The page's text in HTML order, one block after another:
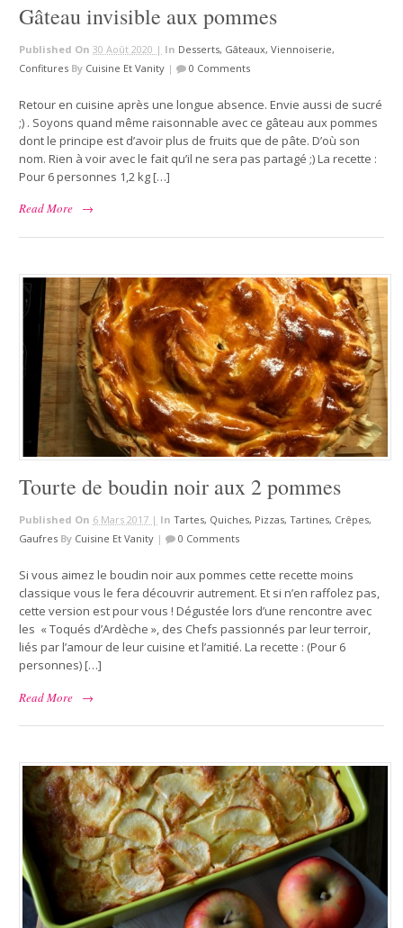
Gâteau invisible aux pommes
Published On30 Août 2020 | In Desserts, Gâteaux, Viennoiserie,
Confitures By Cuisine Et Vanity | 0 Comments
Retour en cuisine après une longue absence. Envie aussi de sucré
;) . Soyons quand même raisonnable avec ce gâteau aux pommes
dont le principe est d’avoir plus de fruits que de pâte. D’où son
nom. Rien à voir avec le fait qu’il ne sera pas partagé ;) La recette :
Pour 6 personnes 1,2 kg […]
Read More
→
Tourte de boudin noir aux 2 pommes
Published On 6 Mars 2017 | In Tartes, Quiches, Pizzas, Tartines, Crêpes,
Gaufres By Cuisine Et Vanity | 0 Comments
Si vous aimez le boudin noir aux pommes cette recette moins
classique vous le fera découvrir autrement. Et si n’en raffolez pas,
cette version est pour vous ! Dégustée lors d’une rencontre avec
les « Toqués d’Ardèche », des Chefs passionnés par leur terroir,
liés par l’amour de leur cuisine et l’amitié. La recette : (Pour 6
personnes) […]
Read More
→